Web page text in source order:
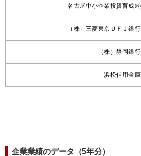
名古屋中小企業投資育成㈱
（株）三菱東京ＵＦＪ銀行
（株）静岡銀行
浜松信用金庫
企業業績のデータ（5年分）